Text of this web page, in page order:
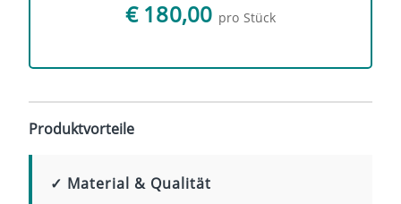
€ 180,00 pro Stück
Produktvorteile
✓ Material & Qualität